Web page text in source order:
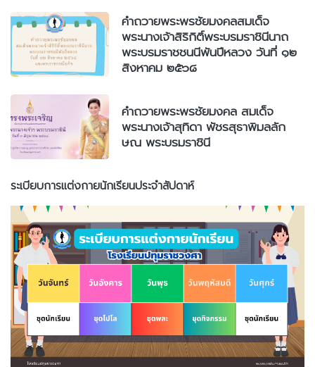
คำถวายพระพรชัยมงคลสมเด็จ
พระนางเจ้าสิริกิติ์พระบรมราชินีนาถ
พระบรมราชชนนีพันปีหลวง วันที่ ๑๒
สิงหาคม ๒๕๖๘
คำถวายพระพรชัยมงคล สมเด็จ
พระนางเจ้าสุทิดา พัชรสุธาพิมลลัก
ษณ พระบรมราชินี
ระเบียบการแต่งกายนักเรียนประจำสัปดาห์